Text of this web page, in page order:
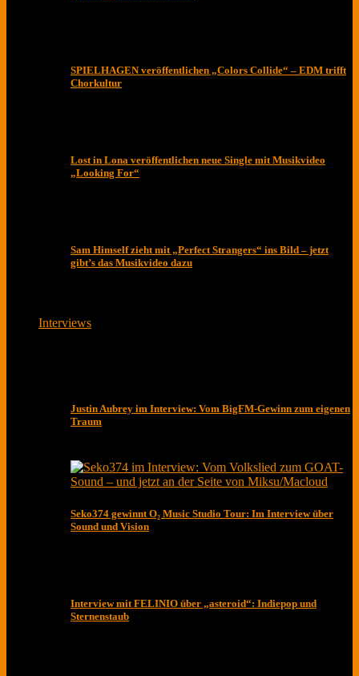
SPIELHAGEN veröffentlichen „Colors Collide“ – EDM trifft
Chorkultur
Lost in Lona veröffentlichen neue Single mit Musikvideo
„Looking For“
Sam Himself zieht mit „Perfect Strangers“ ins Bild – jetzt
gibt’s das Musikvideo dazu
Interviews
Justin Aubrey im Interview: Vom BigFM-Gewinn zum eigenen
Traum
Seko374 gewinnt O₂ Music Studio Tour: Im Interview über
Sound und Vision
Interview mit FELINIO über „asteroid“: Indiepop und
Sternenstaub